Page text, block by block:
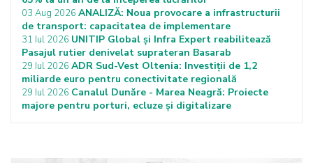
03 Aug 2026 ANALIZĂ: Noua provocare a infrastructurii
de transport: capacitatea de implementare
31 Iul 2026 UNITIP Global și Infra Expert reabilitează
Pasajul rutier denivelat suprateran Basarab
29 Iul 2026 ADR Sud-Vest Oltenia: Investiții de 1,2
miliarde euro pentru conectivitate regională
29 Iul 2026 Canalul Dunăre - Marea Neagră: Proiecte
majore pentru porturi, ecluze și digitalizare